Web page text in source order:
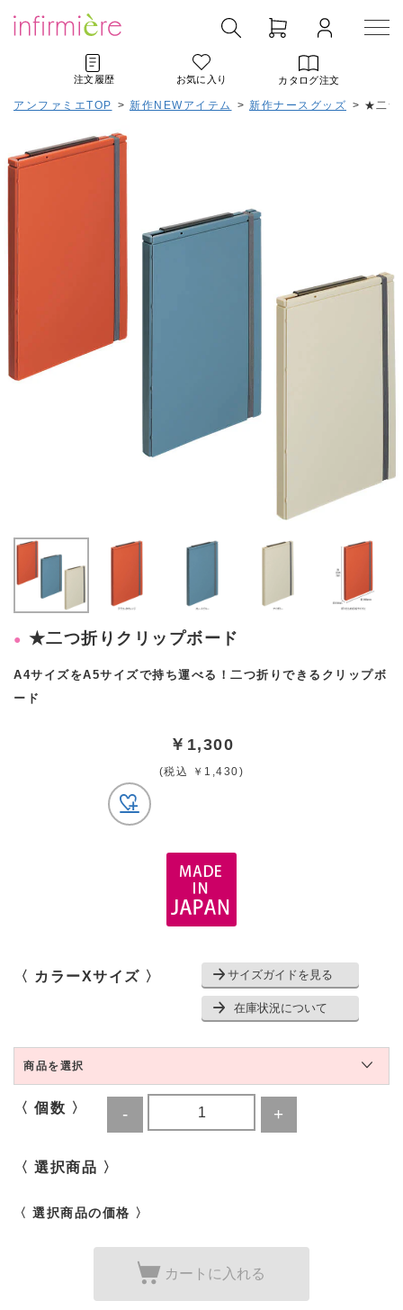
注文履歴 お気に入り カタログ注文
アンファミエTOP > 新作NEWアイテム > 新作ナースグッズ > ★二つ
★二つ折りクリップボード
A4サイズをA5サイズで持ち運べる！二つ折りできるクリップボ
ード
￥1,300
(税込 ￥1,430)
〈 カラーXサイズ 〉 サイズガイドを見る
在庫状況について
商品を選択
〈 個数 〉
〈 選択商品 〉
〈 選択商品の価格 〉
カートに入れる